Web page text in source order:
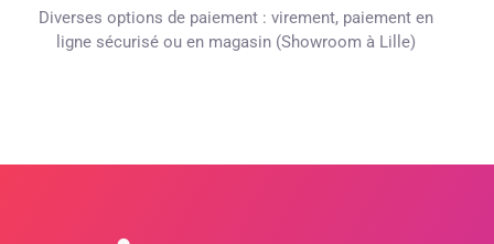
Diverses options de paiement : virement, paiement en
ligne sécurisé ou en magasin (Showroom à Lille)